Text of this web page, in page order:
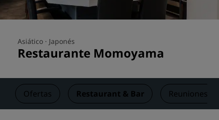
Asiático · Japonés
Restaurante Momoyama
Ofertas Restaurant & Bar Reuniones y